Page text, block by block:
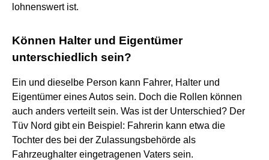
lohnenswert ist.
Können Halter und Eigentümer
unterschiedlich sein?
Ein und dieselbe Person kann Fahrer, Halter und
Eigentümer eines Autos sein. Doch die Rollen können
auch anders verteilt sein. Was ist der Unterschied? Der
Tüv Nord gibt ein Beispiel: Fahrerin kann etwa die
Tochter des bei der Zulassungsbehörde als
Fahrzeughalter eingetragenen Vaters sein.